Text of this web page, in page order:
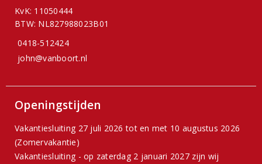
KvK: 11050444
BTW: NL827988023B01
0418-512424
john@vanboort.nl
Openingstijden
Vakantiesluiting 27 juli 2026 tot en met 10 augustus 2026
(Zomervakantie)
Vakantiesluiting - op zaterdag 2 januari 2027 zijn wij